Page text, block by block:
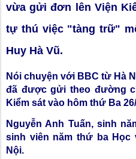
vừa gửi đơn lên Viện
tự thú việc "tàng trữ"
Huy Hà Vũ.
Nói chuyện với BBC từ Hà
đã được gửi theo đường
Kiểm sát vào hôm thứ Ba
Nguyễn Anh Tuấn, sinh
sinh viên năm thứ ba Học
Nội.